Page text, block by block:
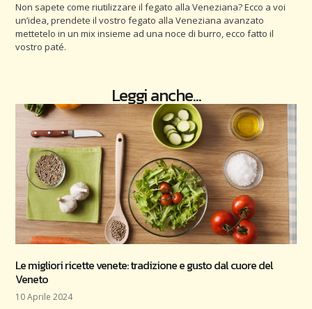
Non sapete come riutilizzare il fegato alla Veneziana? Ecco a voi
un’idea, prendete il vostro fegato alla Veneziana avanzato
mettetelo in un mix insieme ad una noce di burro, ecco fatto il
vostro paté.
Leggi anche...
Le migliori ricette venete: tradizione e gusto dal cuore del
Veneto
10 Aprile 2024